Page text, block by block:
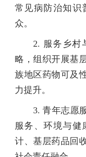
常见病防治知识
众。
2. 服务乡村
略，组织开展基
族地区药物可及
力提升。
3. 青年志愿
服务、环境与健
计、基层药品回